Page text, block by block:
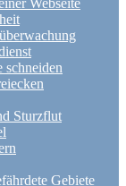
Webseite
schneiden
Sturzflut
Gebiete